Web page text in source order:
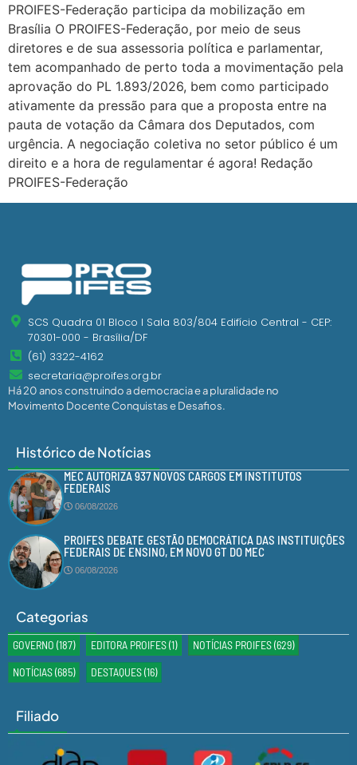
PROIFES-Federação participa da mobilização em
Brasília O PROIFES-Federação, por meio de seus
diretores e de sua assessoria política e parlamentar,
tem acompanhado de perto toda a movimentação pela
aprovação do PL 1.893/2026, bem como participado
ativamente da pressão para que a proposta entre na
pauta de votação da Câmara dos Deputados, com
urgência. A negociação coletiva no setor público é um
direito e a hora de regulamentar é agora! Redação
PROIFES-Federação
SCS Quadra 01 Bloco I Sala 803/804 Edifício Central - CEP:
70301-000 - Brasília/DF
(61) 3322-4162
secretaria@proifes.org.br
Há 20 anos construindo a democracia e a pluralidade no
Movimento Docente Conquistas e Desafios.
Histórico de Notícias
MEC AUTORIZA 937 NOVOS CARGOS EM INSTITUTOS
FEDERAIS
06/08/2026
PROIFES DEBATE GESTÃO DEMOCRÁTICA DAS INSTITUIÇÕES
FEDERAIS DE ENSINO, EM NOVO GT DO MEC
06/08/2026
Categorias
GOVERNO (187) EDITORA PROIFES(1) NOTÍCIAS PROIFES(629)
NOTÍCIAS(685) DESTAQUES(16)
Filiado